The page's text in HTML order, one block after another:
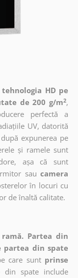
HD pe
de 200 g/m2,
perfectă a
UV, datorită
expunerea pe
și ramele sunt
așa că sunt
sau camera
în locuri cu
de înaltă calitate.
Partea din
partea din spate
care sunt prinse
din spate include